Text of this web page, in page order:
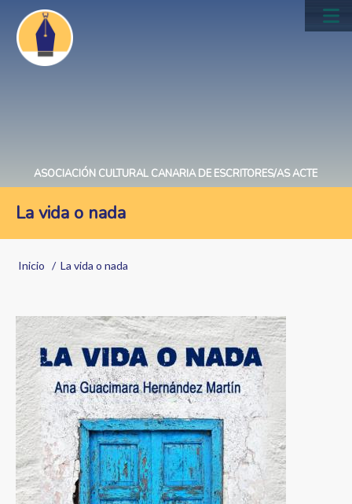
Pasar
contenido
principal
ASOCIACIÓN CULTURAL CANARIA DE ESCRITORES/AS ACTE
La vida o nada
Sobrescribir
de
ayuda
a
la
navegación
Inicio La vida o nada
Image